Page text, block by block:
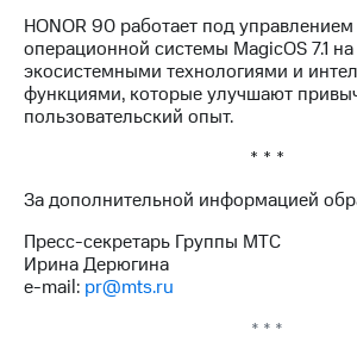
HONOR 90 работает под
операционной системы MagicOS 7.1
экосистемными технологиями и
функциями, которые улучшают
пользовательский опыт.
* * *
За дополнительной информацией
Пресс-секретарь Группы МТС
Ирина Дерюгина
e-mail: pr@mts.ru
* * *